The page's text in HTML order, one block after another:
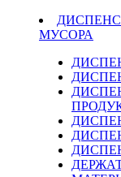
МУСОРА